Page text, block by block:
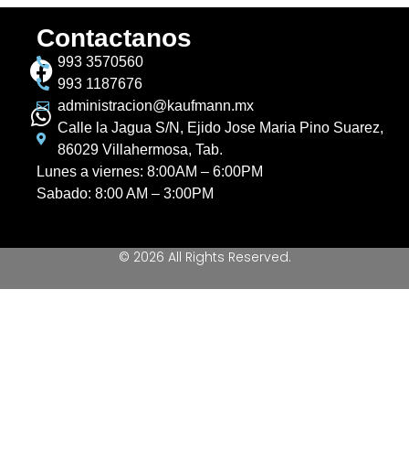
Contactanos
993 3570560
993 1187676
administracion@kaufmann.mx
Calle la Jagua S/N, Ejido Jose Maria Pino Suarez,
86029 Villahermosa, Tab.
Lunes a viernes: 8:00AM – 6:00PM
Sabado: 8:00 AM – 3:00PM
© 2026 All Rights Reserved.